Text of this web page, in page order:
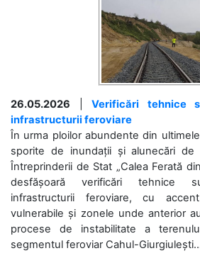
26.05.2026 |Verificări tehnice
infrastructurii feroviare
În urma ploilor abundente din
sporite de inundații și alunecări de
Întreprinderii de Stat „Calea Ferată
desfășoară verificări tehnice
infrastructurii feroviare, cu
vulnerabile și zonele unde anterior
procese de instabilitate a
segmentul feroviar Cahul-